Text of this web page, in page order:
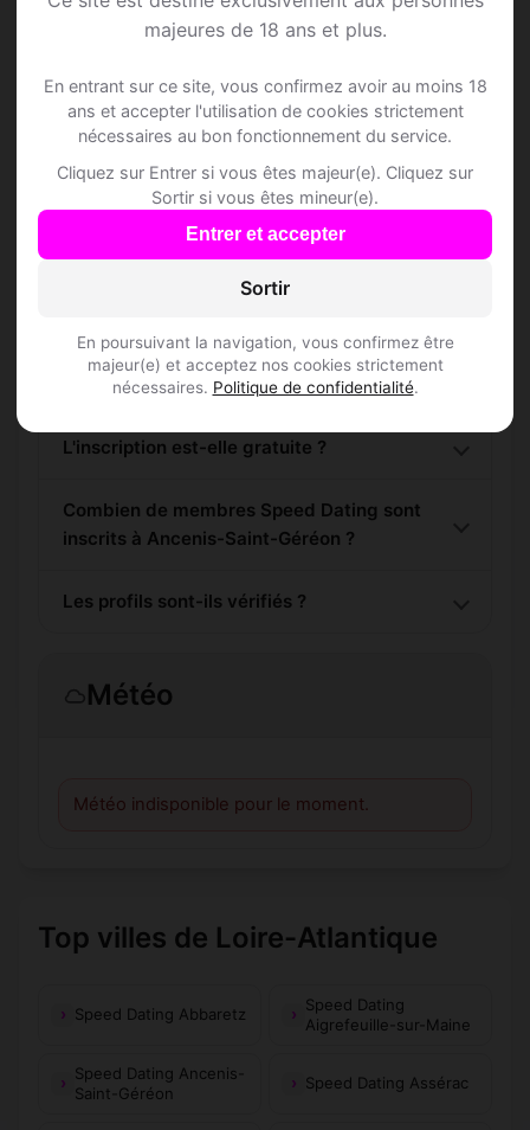
majeures de 18 ans et plus.
En entrant sur ce site, vous confirmez avoir au moins 18
ans et accepter l'utilisation de cookies strictement
nécessaires au bon fonctionnement du service.
Cliquez sur Entrer si vous êtes majeur(e). Cliquez sur
Sortir si vous êtes mineur(e).
Entrer et accepter
Sortir
En poursuivant la navigation, vous confirmez être
majeur(e) et acceptez nos cookies strictement
nécessaires. Politique de confidentialité.
Géréon et des alentours !
S'inscrire gratuitement
Questions fréquentes
Comment trouver Speed Dating à Ancenis-
Saint-Géréon ?
L'inscription est-elle gratuite ?
Combien de membres Speed Dating sont
inscrits à Ancenis-Saint-Géréon ?
Les profils sont-ils vérifiés ?
Météo
Météo indisponible pour le moment.
Top villes de Loire-Atlantique
Speed Dating Abbaretz
Speed Dating
Aigrefeuille-sur-Maine
Speed Dating Ancenis-
Saint-Géréon
Speed Dating Assérac